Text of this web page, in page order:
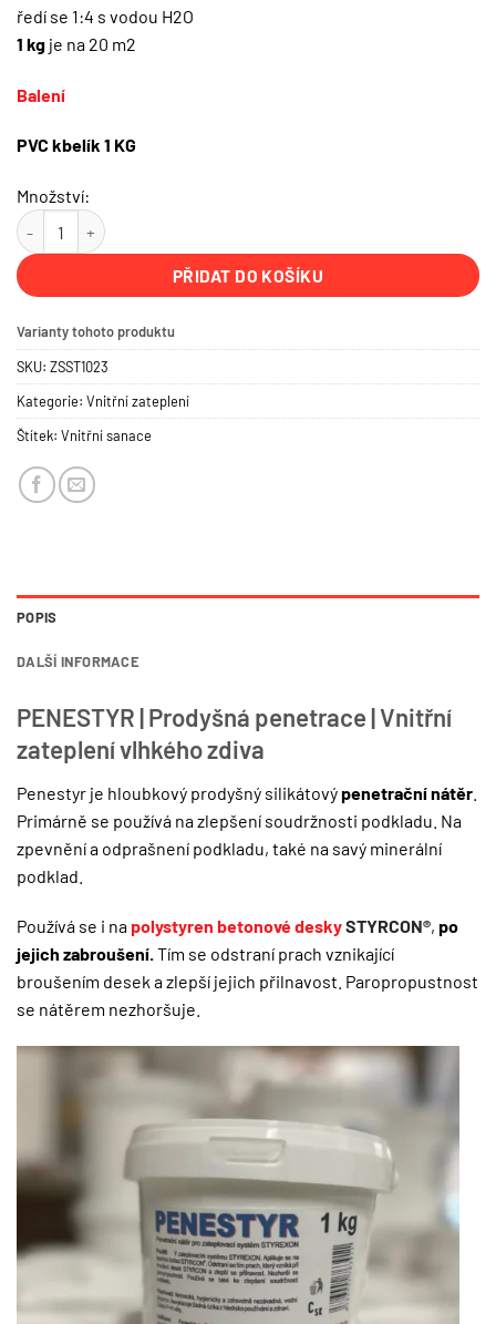
ředí se 1:4 s vodou H2O
1 kg je na 20 m2
Balení
PVC kbelík 1 KG
Množství:
PENESTYR | Prodyšná penetrace | Vnitřní zateplení vlhkého zdiva |
PŘIDAT DO KOŠÍKU
Varianty tohoto produktu
SKU: ZSST1023
Kategorie: Vnitřní zateplení
Štítek: Vnitřní sanace
POPIS
DALŠÍ INFORMACE
PENESTYR | Prodyšná penetrace | Vnitřní
zateplení vlhkého zdiva
Penestyr je hloubkový prodyšný silikátovýpenetrační nátěr
Primárně se používá na zlepšení soudržnosti podkladu. Na
zpevnění a odprašnení podkladu, také na savý minerální
podklad.
Používá se i napolystyren betonové deskySTYRCON®, po
jejich zabroušení.Tím se odstraní prach vznikající
broušením desek a zlepší jejich přilnavost. Paropropustnost
se nátěrem nezhoršuje.